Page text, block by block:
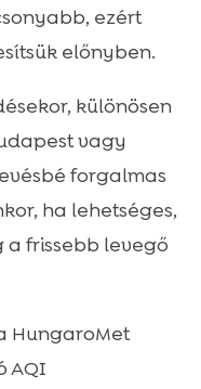
ezért
előnyben.
különösen
vagy
forgalmas
ha lehetséges,
frissebb levegő
HungaroMet
AQI